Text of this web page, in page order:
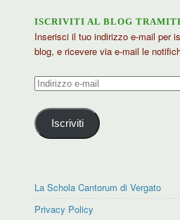
ISCRIVITI AL BLOG
Inserisci il tuo indirizzo e-mail per
blog, e ricevere via e-mail le
Indirizzo
mail
Iscriviti
La Schola Cantorum di Vergato
Privacy Policy